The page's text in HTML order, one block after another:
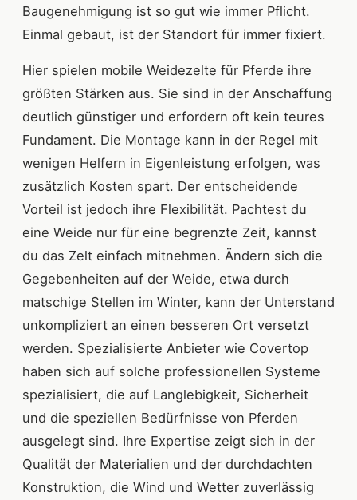
Baugenehmigung ist so gut wie immer Pflicht.
Einmal gebaut, ist der Standort für immer fixiert.
Hier spielen mobile Weidezelte für Pferde ihre
größten Stärken aus. Sie sind in der Anschaffung
deutlich günstiger und erfordern oft kein teures
Fundament. Die Montage kann in der Regel mit
wenigen Helfern in Eigenleistung erfolgen, was
zusätzlich Kosten spart. Der entscheidende
Vorteil ist jedoch ihre Flexibilität. Pachtest du
eine Weide nur für eine begrenzte Zeit, kannst
du das Zelt einfach mitnehmen. Ändern sich die
Gegebenheiten auf der Weide, etwa durch
matschige Stellen im Winter, kann der Unterstand
unkompliziert an einen besseren Ort versetzt
werden. Spezialisierte Anbieter wie Covertop
haben sich auf solche professionellen Systeme
spezialisiert, die auf Langlebigkeit, Sicherheit
und die speziellen Bedürfnisse von Pferden
ausgelegt sind. Ihre Expertise zeigt sich in der
Qualität der Materialien und der durchdachten
Konstruktion, die Wind und Wetter zuverlässig